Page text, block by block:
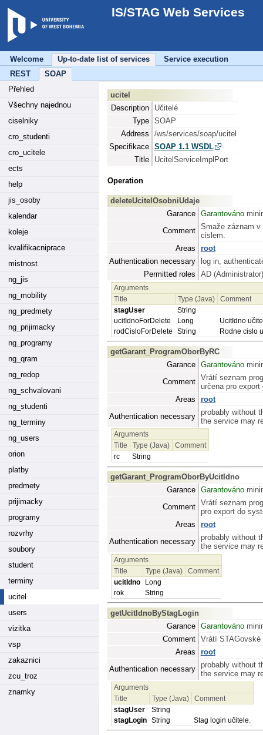
IS/STAG Web Services
Welcome Up-to-date list of services
Service execution
REST
SOAP
Přehled
Všechny najednou
ciselniky
cro_studenti
cro_ucitele
ects
help
jis_osoby
kalendar
koleje
kvalifikacniprace
mistnost
ng_jis
ng_mobility
ng_predmety
ng_prijimacky
ng_programy
ng_qram
ng_redop
ng_schvalovani
ng_studenti
ng_terminy
ng_users
orion
platby
predmety
prijimacky
programy
rozvrhy
soubory
student
terminy
ucitel
users
vizitka
vsp
zakaznici
zcu_troz
znamky
ucitel
Description
Učitelé
Type
SOAP
Address
/ws/services/soap/ucitel
Specifikace
SOAP 1.1 WSDL
Title
UcitelServiceImplPort
Operation
deleteUcitelOsobniUdaje
Garance
Garantováno
Comment
Smaže záznam v
cislem.
Areas
root
Authentication necessary
log in,
Permitted roles
AD (Administrator)
Arguments
Title
Type (Java)
Comment
stagUser
String
ucitIdnoForDelete
Long
UcitIdno
rodCisloForDelete
String Rodne cislo
getGarant_ProgramOborByRC
Garance
Garantováno
Comment
Vrátí seznam
určena pro
Areas
root
Authentication necessary
probably without
the service may
Arguments
Title
Type (Java)
Comment
rc
String
getGarant_ProgramOborByUcitIdno
Garance
Garantováno
Comment
Vrátí seznam
pro export do
Areas
root
Authentication necessary
probably without
the service may
Arguments
Title
Type (Java)
Comment
ucitIdno
Long
rok
String
getUcitIdnoByStagLogin
Garance
Garantováno
Comment
Vrátí STAGovské
Areas
root
Authentication necessary
probably without
the service may
Arguments
Title
Type (Java)
Comment
stagUser
String
stagLogin String Stag login učitele.